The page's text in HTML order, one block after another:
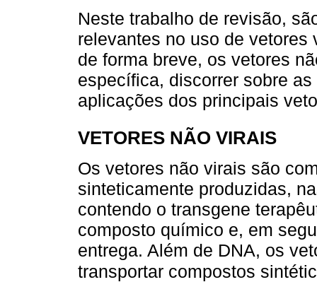
Neste trabalho de revisão,
relevantes no uso de
de forma breve, os vetores
específica, discorrer sobre
aplicações dos principais
VETORES NÃO VIRAIS
Os vetores não virais são
sinteticamente produzidas,
contendo o transgene
composto químico e, em
entrega. Além de DNA, os
transportar compostos